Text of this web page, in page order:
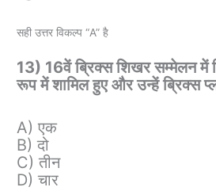
सही उत्तर विकल्प “A” है
13) 16वें ब्रिक्स शिखर सम्मेलन
रूप में शामिल हुए और उन्हें ब्रिक्स
A) एक
B) दो
C) तीन
D) चार